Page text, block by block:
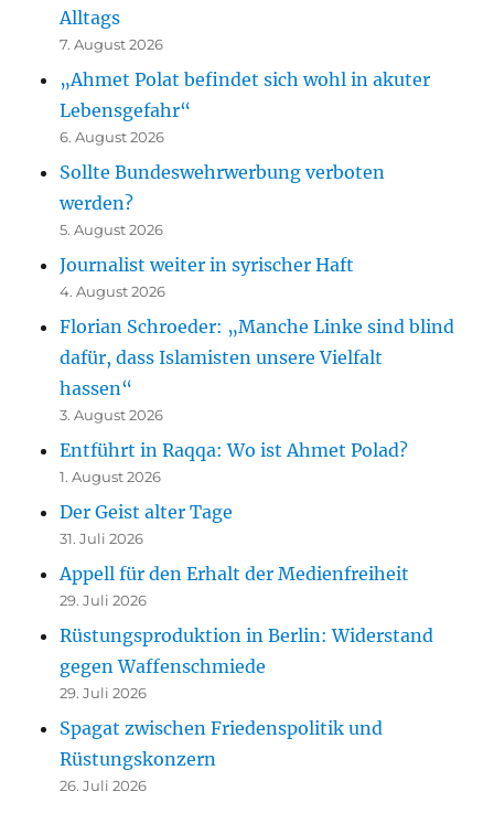
Alltags
7. August 2026
„Ahmet Polat befindet sich wohl in akuter
Lebensgefahr“
6. August 2026
Sollte Bundeswehrwerbung verboten
werden?
5. August 2026
Journalist weiter in syrischer Haft
4. August 2026
Florian Schroeder: „Manche Linke sind blind
dafür, dass Islamisten unsere Vielfalt
hassen“
3. August 2026
Entführt in Raqqa: Wo ist Ahmet Polad?
1. August 2026
Der Geist alter Tage
31. Juli 2026
Appell für den Erhalt der Medienfreiheit
29. Juli 2026
Rüstungsproduktion in Berlin: Widerstand
gegen Waffenschmiede
29. Juli 2026
Spagat zwischen Friedenspolitik und
Rüstungskonzern
26. Juli 2026